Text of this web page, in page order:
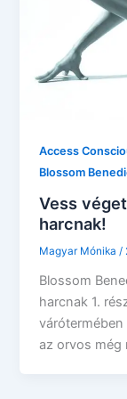
Access
Blossom
Vess
harcnak!
Magyar Mónika /
Blossom
harcnak 1.
az orvos még